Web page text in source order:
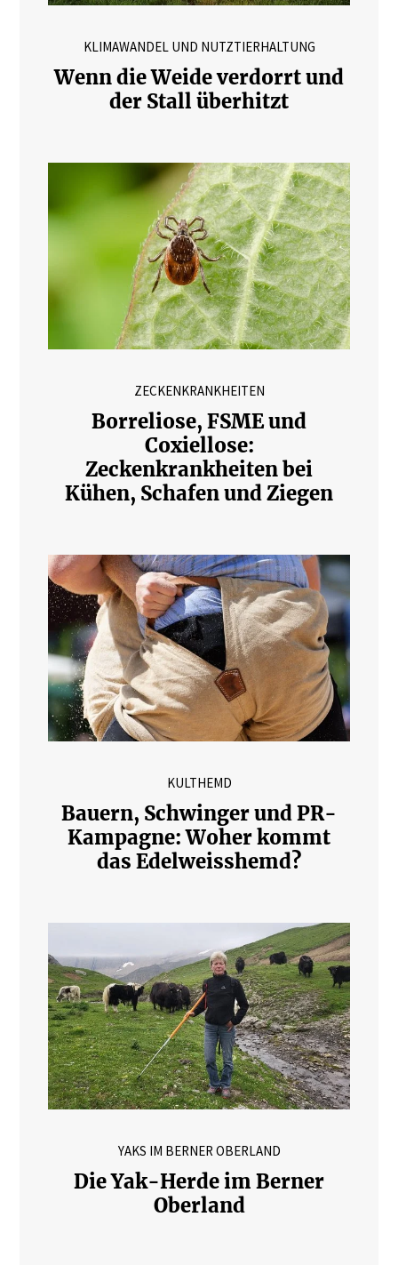
KLIMAWANDEL UND NUTZTIERHALTUNG
Wenn die Weide verdorrt und
der Stall überhitzt
ZECKENKRANKHEITEN
Borreliose, FSME und
Coxiellose:
Zeckenkrankheiten bei
Kühen, Schafen und Ziegen
KULTHEMD
Bauern, Schwinger und PR-
Kampagne: Woher kommt
das Edelweisshemd?
YAKS IM BERNER OBERLAND
Die Yak-Herde im Berner
Oberland